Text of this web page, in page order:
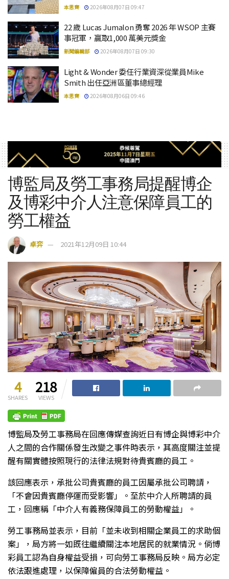
本思齊 2026年08月07日 09:47
22 歲 Lucas Jumalon 勇奪 2026 年 WSOP 主賽
事冠軍，贏取1,000 萬美元獎金
新聞編輯部 2026年08月07日 09:30
Light & Wonder 委任行業資深從業員Mike
Smith 出任亞洲區董事總經理
本思齊 2026年08月06日 09:46
博監局及勞工事務局提醒博企
及博彩中介人注意保障員工的
勞工權益
卓弈 2021年12月09日 10:44
4
SHARES
218
VIEWS
博監局及勞工事務局在回應傳媒查詢近日有博企與博彩中介
人之間的合作關係發生改變之事件時表示，其高度關注並提
醒有關實體按照現行的法律法規對待貴賓廳的員工。
該回應表示，承批公司貴賓廳的員工因屬承批公司聘請，
「不會因貴賓廳停運而受影響」。至於中介人所聘請的員
工，回應稱「中介人有義務保障員工的勞動權益」。
勞工事務局並表示，目前「並未收到相關企業員工的求助個
案」，局方將一如既往繼續關注本地居民的就業情況。倘博
彩員工認為自身權益受損，可向勞工事務局反映。局方必定
依法跟進處理，以保障僱員的合法勞動權益。